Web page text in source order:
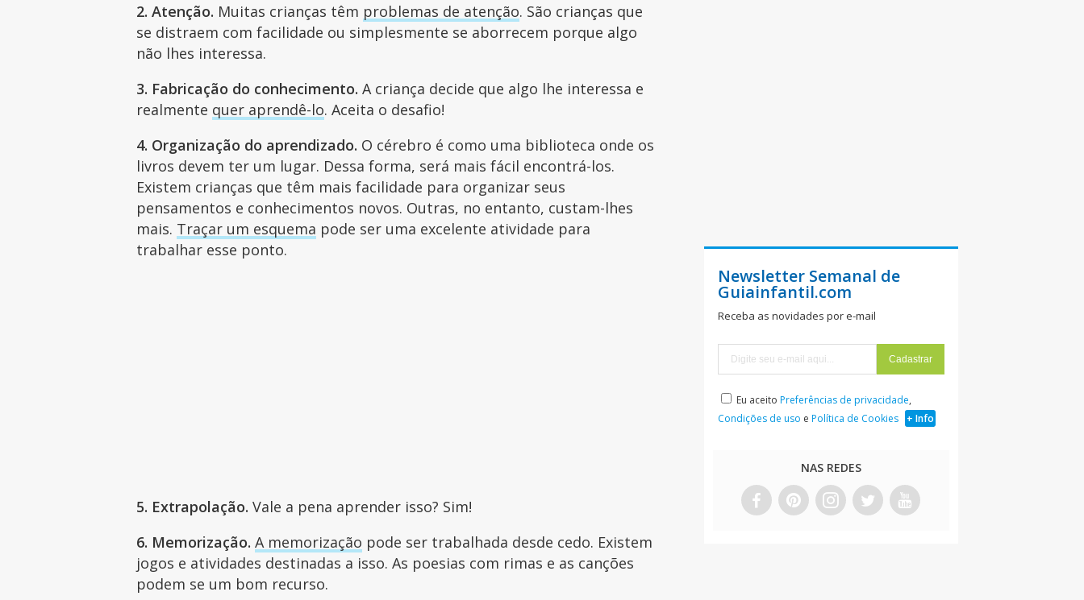
2. Atenção. Muitas crianças têm problemas de atenção. São crianças que
se distraem com facilidade ou simplesmente se aborrecem porque algo
não lhes interessa.
3. Fabricação do conhecimento. A criança decide que algo lhe interessa e
realmente quer aprendê-lo. Aceita o desafio!
4. Organização do aprendizado. O cérebro é como uma biblioteca onde os
livros devem ter um lugar. Dessa forma, será mais fácil encontrá-los.
Existem crianças que têm mais facilidade para organizar seus
pensamentos e conhecimentos novos. Outras, no entanto, custam-lhes
mais. Traçar um esquema pode ser uma excelente atividade para
trabalhar esse ponto.
5. Extrapolação. Vale a pena aprender isso? Sim!
6. Memorização. A memorização pode ser trabalhada desde cedo. Existem
jogos e atividades destinadas a isso. As poesias com rimas e as canções
podem se um bom recurso.
Newsletter Semanal de
Guiainfantil.com
Receba as novidades por e-mail
Eu aceito Preferências de privacidade,
Condições de uso e Política de Cookies + Info
NAS REDES